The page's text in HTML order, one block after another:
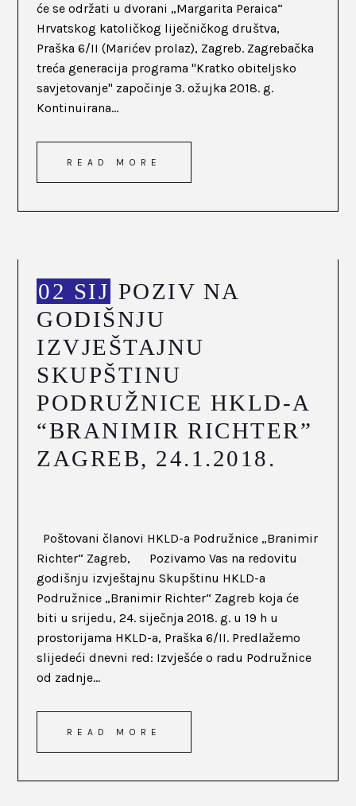
će se održati u dvorani „Margarita Peraica“
Hrvatskog katoličkog liječničkog društva,
Praška 6/II (Marićev prolaz), Zagreb. Zagrebačka
treća generacija programa "Kratko obiteljsko
savjetovanje" započinje 3. ožujka 2018. g.
Kontinuirana...
READ MORE
02 SIJ POZIV NA
GODIŠNJU
IZVJEŠTAJNU
SKUPŠTINU
PODRUŽNICE HKLD-A
“BRANIMIR RICHTER”
ZAGREB, 24.1.2018.
Poštovani članovi HKLD-a Podružnice „Branimir
Richter“ Zagreb, Pozivamo Vas na redovitu
godišnju izvještajnu Skupštinu HKLD-a
Podružnice „Branimir Richter“ Zagreb koja će
biti u srijedu, 24. siječnja 2018. g. u 19 h u
prostorijama HKLD-a, Praška 6/II. Predlažemo
slijedeći dnevni red: Izvješće o radu Podružnice
od zadnje...
READ MORE